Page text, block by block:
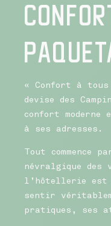
« Confort à
devise des
confort
à ses adresses.
Tout
névralgique des
l’hôtellerie
sentir
pratiques, ses